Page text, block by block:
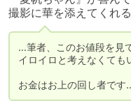
撮影に華を添えてくれる
…筆者、このお値段を見
イロイロと考えなくても
お金はお上の回し者です